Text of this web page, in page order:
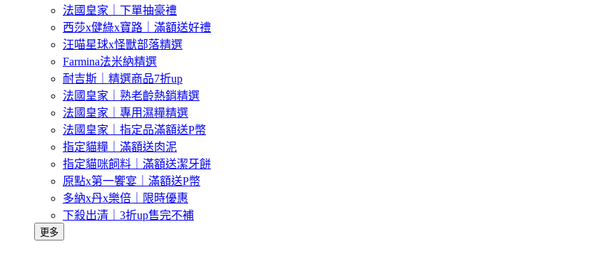
法國皇家｜下單抽豪禮
西莎x健綠x寶路｜滿額送好禮
汪喵星球x怪獸部落精選
Farmina法米納精選
耐吉斯｜精選商品7折up
法國皇家｜熟老齡熱銷精選
法國皇家｜專用濕糧精選
法國皇家｜指定品滿額送P幣
指定貓糧｜滿額送肉泥
指定貓咪飼料｜滿額送潔牙餅
原點x第一饗宴｜滿額送P幣
多納x丹x樂倍｜限時優惠
下殺出清｜3折up售完不補
更多